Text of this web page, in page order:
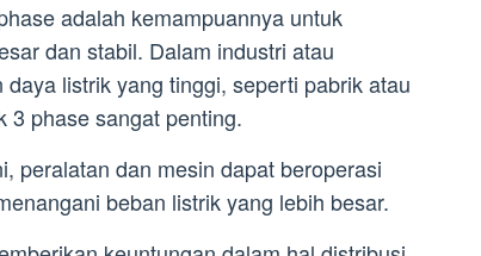
adalah kemampuannya untuk
dan stabil. Dalam industri atau
listrik yang tinggi, seperti pabrik atau
3 phase sangat penting.
peralatan dan mesin dapat beroperasi
beban listrik yang lebih besar.